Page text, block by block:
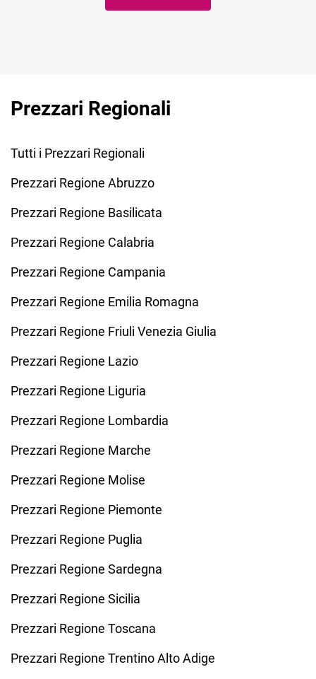
Prezzari Regionali
Tutti i Prezzari Regionali
Prezzari Regione Abruzzo
Prezzari Regione Basilicata
Prezzari Regione Calabria
Prezzari Regione Campania
Prezzari Regione Emilia Romagna
Prezzari Regione Friuli Venezia Giulia
Prezzari Regione Lazio
Prezzari Regione Liguria
Prezzari Regione Lombardia
Prezzari Regione Marche
Prezzari Regione Molise
Prezzari Regione Piemonte
Prezzari Regione Puglia
Prezzari Regione Sardegna
Prezzari Regione Sicilia
Prezzari Regione Toscana
Prezzari Regione Trentino Alto Adige